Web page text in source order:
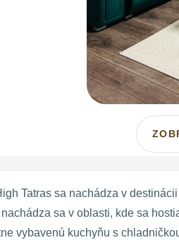
Tatras sa nachádza v
sa v oblasti, kde sa
vybavenú kuchyňu s